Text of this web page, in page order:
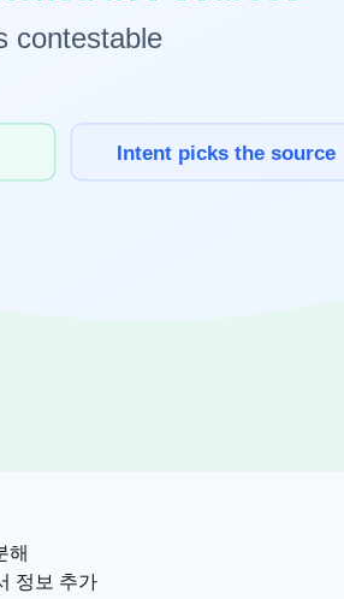
발전했다"는 "AI", "가", "발전", "했다
에도 적용합니다.
해
정보 추가